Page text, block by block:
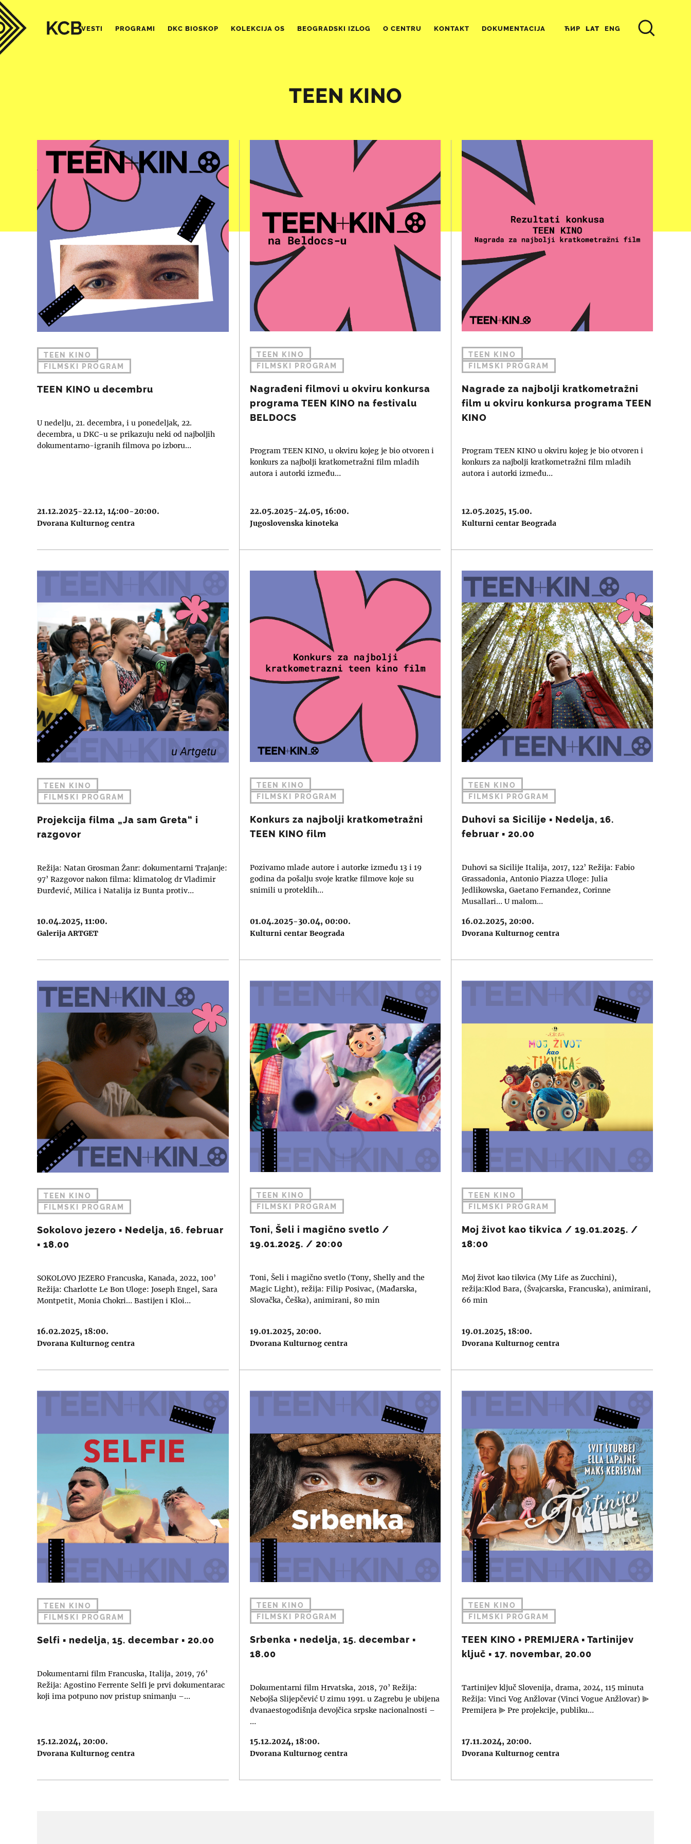
VESTI PROGRAMI DKC BIOSKOP KOLEKCIJA OS BEOGRADSKI IZLOG O CENTRU KONTAKT DOKUMENTACIJA ЋИР LAT ENG
TEEN KINO
TEEN KINO
FILMSKI PROGRAM
TEEN KINO u decembru
U nedelju, 21. decembra, i u ponedeljak, 22.
decembra, u DKC-u se prikazuju neki od najboljih
dokumentarno-igranih filmova po izboru…
21.12.2025-22.12, 14:00-20:00.
Dvorana Kulturnog centra
TEEN KINO
FILMSKI PROGRAM
Nagrađeni filmovi u okviru konkursa
programa TEEN KINO na festivalu
BELDOCS
Program TEEN KINO, u okviru kojeg je bio otvoren i
konkurs za najbolji kratkometražni film mladih
autora i autorki između…
22.05.2025-24.05, 16:00.
Jugoslovenska kinoteka
TEEN KINO
FILMSKI PROGRAM
Nagrade za najbolji kratkometražni
film u okviru konkursa programa TEEN
KINO
Program TEEN KINO u okviru kojeg je bio otvoren i
konkurs za najbolji kratkometražni film mladih
autora i autorki između…
12.05.2025, 15.00.
Kulturni centar Beograda
TEEN KINO
FILMSKI PROGRAM
Projekcija filma „Ja sam Greta“ i
razgovor
Režija: Natan Grosman Žanr: dokumentarni Trajanje:
97’ Razgovor nakon filma: klimatolog dr Vladimir
Đurđević, Milica i Natalija iz Bunta protiv…
10.04.2025, 11:00.
Galerija ARTGET
TEEN KINO
FILMSKI PROGRAM
Konkurs za najbolji kratkometražni
TEEN KINO film
Pozivamo mlade autore i autorke između 13 i 19
godina da pošalju svoje kratke filmove koje su
snimili u proteklih…
01.04.2025-30.04, 00:00.
Kulturni centar Beograda
TEEN KINO
FILMSKI PROGRAM
Duhovi sa Sicilije ▪︎ Nedelja, 16.
februar ▪︎ 20.00
Duhovi sa Sicilije Italija, 2017, 122’ Režija: Fabio
Grassadonia, Antonio Piazza Uloge: Julia
Jedlikowska, Gaetano Fernandez, Corinne
Musallari… U malom…
16.02.2025, 20:00.
Dvorana Kulturnog centra
TEEN KINO
FILMSKI PROGRAM
Sokolovo jezero ▪︎ Nedelja, 16. februar
▪︎ 18.00
SOKOLOVO JEZERO Francuska, Kanada, 2022, 100’
Režija: Charlotte Le Bon Uloge: Joseph Engel, Sara
Montpetit, Monia Chokri… Bastijen i Kloi…
16.02.2025, 18:00.
Dvorana Kulturnog centra
TEEN KINO
FILMSKI PROGRAM
Toni, Šeli i magično svetlo /
19.01.2025. / 20:00
Toni, Šeli i magično svetlo (Tony, Shelly and the
Magic Light), režija: Filip Posivac, (Mađarska,
Slovačka, Češka), animirani, 80 min
19.01.2025, 20:00.
Dvorana Kulturnog centra
TEEN KINO
FILMSKI PROGRAM
Moj život kao tikvica / 19.01.2025. /
18:00
Moj život kao tikvica (My Life as Zucchini),
režija:Klod Bara, (Švajcarska, Francuska), animirani,
66 min
19.01.2025, 18:00.
Dvorana Kulturnog centra
TEEN KINO
FILMSKI PROGRAM
Selfi ▪︎ nedelja, 15. decembar ▪︎ 20.00
Dokumentarni film Francuska, Italija, 2019, 76’
Režija: Agostino Ferrente Selfi je prvi dokumentarac
koji ima potpuno nov pristup snimanju –…
15.12.2024, 20:00.
Dvorana Kulturnog centra
TEEN KINO
FILMSKI PROGRAM
Srbenka ▪︎ nedelja, 15. decembar ▪︎
18.00
Dokumentarni film Hrvatska, 2018, 70’ Režija:
Nebojša Slijepčević U zimu 1991. u Zagrebu je ubijena
dvanaestogodišnja devojčica srpske nacionalnosti –
…
15.12.2024, 18:00.
Dvorana Kulturnog centra
TEEN KINO
FILMSKI PROGRAM
TEEN KINO ▪︎ PREMIJERA ▪︎ Tartinijev
ključ ▪︎ 17. novembar, 20.00
Tartinijev ključ Slovenija, drama, 2024, 115 minuta
Režija: Vinci Vog Anžlovar (Vinci Vogue Anžlovar) ⫸
Premijera ⫸ Pre projekcije, publiku…
17.11.2024, 20:00.
Dvorana Kulturnog centra